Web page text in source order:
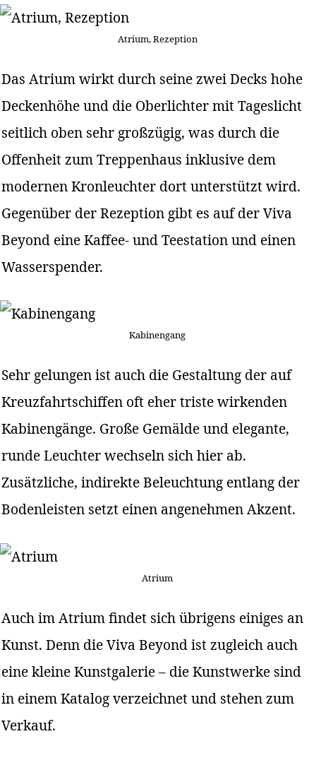
Atrium, Rezeption
Das Atrium wirkt durch seine zwei Decks hohe
Deckenhöhe und die Oberlichter mit Tageslicht
seitlich oben sehr großzügig, was durch die
Offenheit zum Treppenhaus inklusive dem
modernen Kronleuchter dort unterstützt wird.
Gegenüber der Rezeption gibt es auf der Viva
Beyond eine Kaffee- und Teestation und einen
Wasserspender.
Kabinengang
Sehr gelungen ist auch die Gestaltung der auf
Kreuzfahrtschiffen oft eher triste wirkenden
Kabinengänge. Große Gemälde und elegante,
runde Leuchter wechseln sich hier ab.
Zusätzliche, indirekte Beleuchtung entlang der
Bodenleisten setzt einen angenehmen Akzent.
Atrium
Auch im Atrium findet sich übrigens einiges an
Kunst. Denn die Viva Beyond ist zugleich auch
eine kleine Kunstgalerie – die Kunstwerke sind
in einem Katalog verzeichnet und stehen zum
Verkauf.